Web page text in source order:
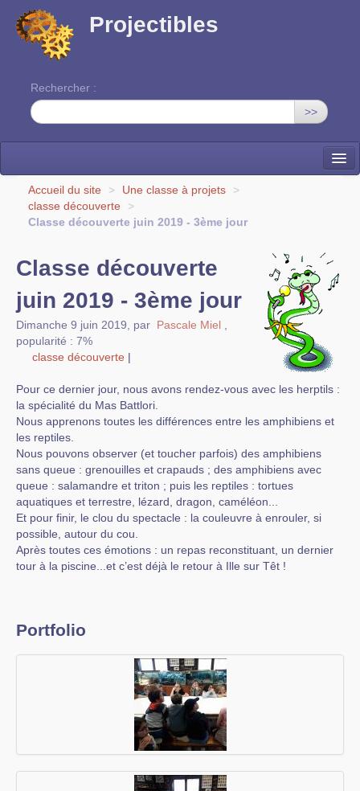
Projectibles
Rechercher :
>>
La ruche
Une classe à projets
Accueil du site > Une classe à projets
>
classe découverte
>
Classe découverte juin 2019 - 3ème jour
Classe découverte
juin 2019 - 3ème jour
Dimanche 9 juin 2019 par Pascale Miel
popularité : 7%
classe découverte |
Pour ce dernier jour, nous avons rendez-vous avec les herptils :
la spécialité du Mas Battlori.
Nous apprenons toutes les différences entre les amphibiens et
les reptiles.
Nous pouvons observer (et toucher parfois) des amphibiens
sans queue : grenouilles et crapauds ; des amphibiens avec
queue : salamandre et triton ; puis les reptiles : tortues
aquatiques et terrestre, lézard, dragon, caméléon...
Et pour finir, le clou du spectacle : la couleuvre à enrouler, si
possible, autour du cou.
Après toutes ces émotions : un repas reconstituant, un dernier
tour à la piscine...et c’est déjà le retour à Ille sur Têt !
Portfolio